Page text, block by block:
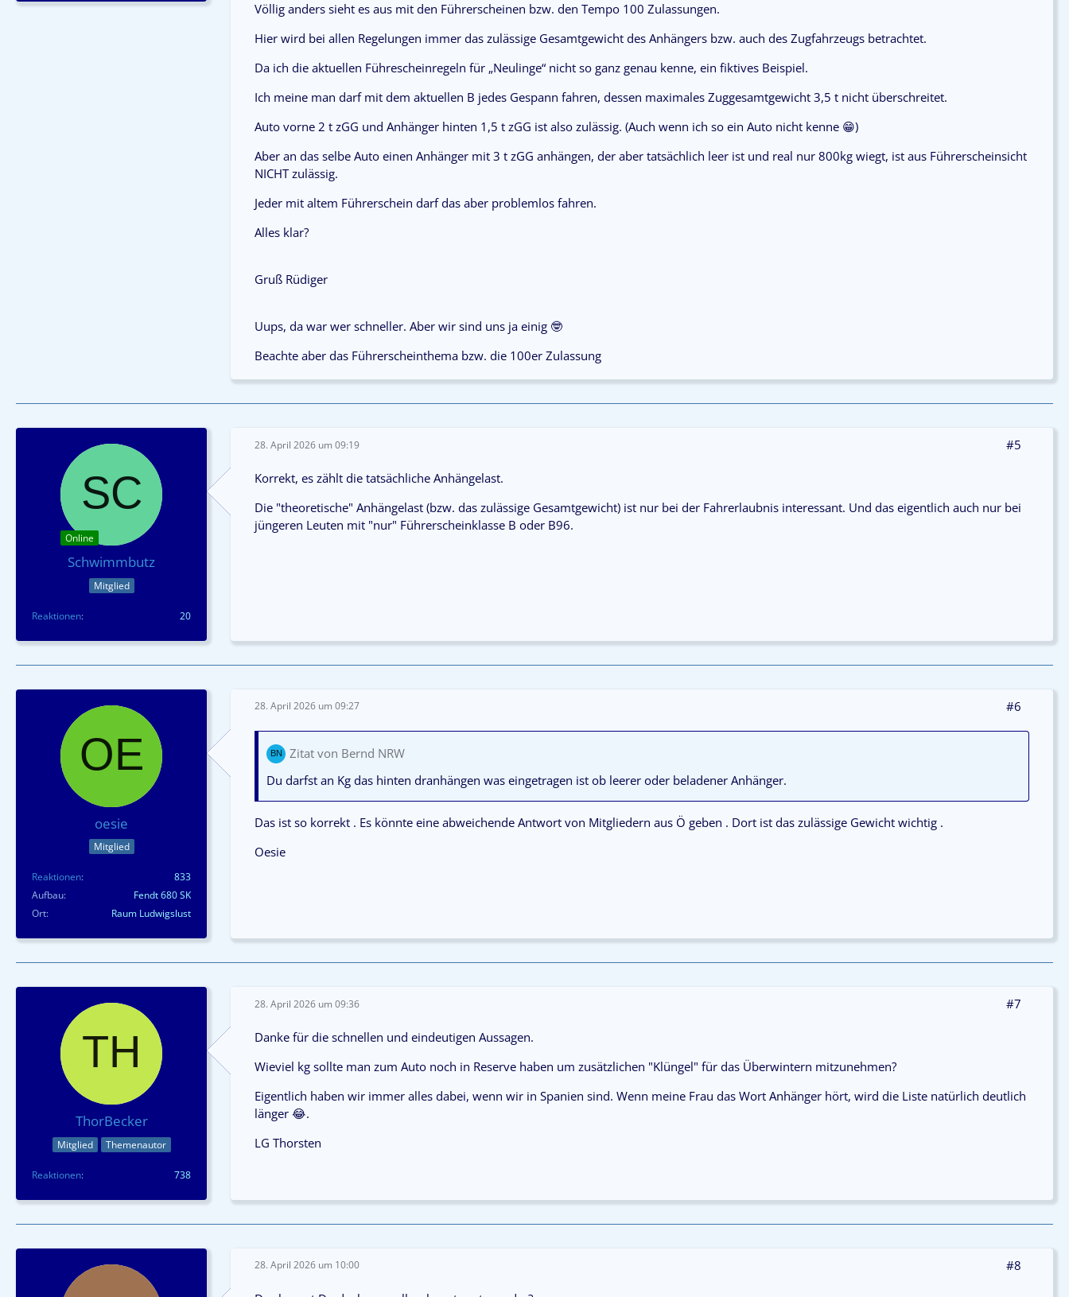
Völlig anders sieht es aus mit den Führerscheinen bzw. den Tempo 100 Zulassungen.
Hier wird bei allen Regelungen immer das zulässige Gesamtgewicht des Anhängers bzw. auch des Zugfahrzeugs betrachtet.
Da ich die aktuellen Führescheinregeln für „Neulinge“ nicht so ganz genau kenne, ein fiktives Beispiel.
Ich meine man darf mit dem aktuellen B jedes Gespann fahren, dessen maximales Zuggesamtgewicht 3,5 t nicht überschreitet.
Auto vorne 2 t zGG und Anhänger hinten 1,5 t zGG ist also zulässig. (Auch wenn ich so ein Auto nicht kenne 😁)
Aber an das selbe Auto einen Anhänger mit 3 t zGG anhängen, der aber tatsächlich leer ist und real nur 800kg wiegt, ist aus Führerscheinsicht
NICHT zulässig.
Jeder mit altem Führerschein darf das aber problemlos fahren.
Alles klar?
Gruß Rüdiger
Uups, da war wer schneller. Aber wir sind uns ja einig 🤓
Beachte aber das Führerscheinthema bzw. die 100er Zulassung
Online
Schwimmbutz
Mitglied
Reaktionen 20
28. April 2026 um 09:19 #5
Korrekt, es zählt die tatsächliche Anhängelast.
Die "theoretische" Anhängelast (bzw. das zulässige Gesamtgewicht) ist nur bei der Fahrerlaubnis interessant. Und das eigentlich auch nur bei
jüngeren Leuten mit "nur" Führerscheinklasse B oder B96.
oesie
Mitglied
Reaktionen
833
Aufbau
Fendt 680 SK
Ort
Raum Ludwigslust
28. April 2026 um 09:27 #6
Zitat von Bernd NRW
Du darfst an Kg das hinten dranhängen was eingetragen ist ob leerer oder beladener Anhänger.
Das ist so korrekt . Es könnte eine abweichende Antwort von Mitgliedern aus Ö geben . Dort ist das zulässige Gewicht wichtig .
Oesie
ThorBecker
Mitglied Themenautor
Reaktionen 738
28. April 2026 um 09:36 #7
Danke für die schnellen und eindeutigen Aussagen.
Wieviel kg sollte man zum Auto noch in Reserve haben um zusätzlichen "Klüngel" für das Überwintern mitzunehmen?
Eigentlich haben wir immer alles dabei, wenn wir in Spanien sind. Wenn meine Frau das Wort Anhänger hört, wird die Liste natürlich deutlich
länger 😂.
LG Thorsten
28. April 2026 um 10:00 #8